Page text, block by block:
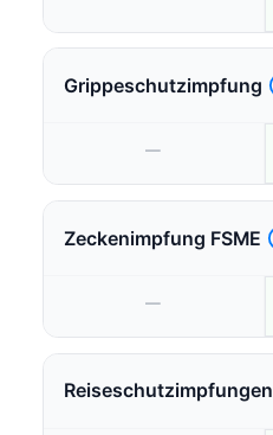
Grippeschutzimpfung
—
Zeckenimpfung FSME
—
Reiseschutzimpfungen